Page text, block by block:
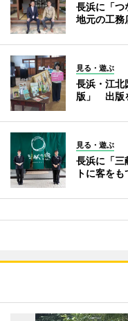
長浜に「
地元の工務
見る・遊ぶ
長浜・江北
版」 出版
見る・遊ぶ
長浜に「
トに客を